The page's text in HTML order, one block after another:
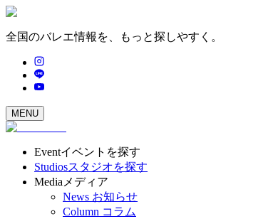
全国のバレエ情報を、もっと探しやすく。
MENU
Eventイベントを探す
Studiosスタジオを探す
Media メディア
News お知らせ
Column コラム